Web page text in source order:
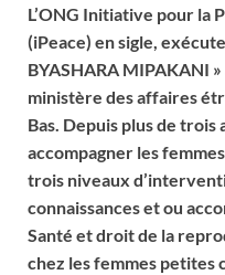
L’ONG Initiative pour la
(iPeace) en sigle,
BYASHARA MIPAKANI
ministère des affaires
Bas. Depuis plus de trois
accompagner les
trois niveaux
connaissances et ou
Santé et droit de la
chez les femmes petites